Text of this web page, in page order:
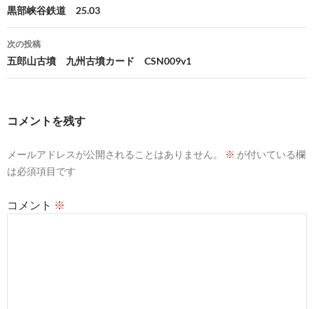
稿
ナ
ビ
ゲ
ョ
黒部峡谷鉄道 25.03
次の投稿
五郎山古墳 九州古墳カード CSN009v1
コメントを残す
メールアドレスが公開されることはありません。 ※ が付いている欄
は必須項目です
コメント ※